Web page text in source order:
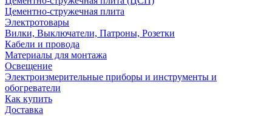
Цементно-стружечная плита
Электротовары
Вилки, Выключатели, Патроны, Розетки
Кабели и провода
Материалы для монтажа
Освещение
Электроизмерительные приборы и инструменты и
обогреватели
Как купить
Доставка